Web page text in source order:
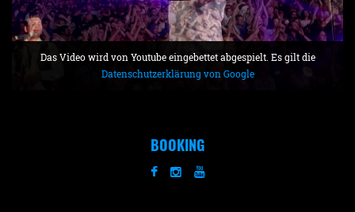
Das Video wird von Youtube eingebettet abgespielt. Es gilt die
Datenschutzerklärung von Google
BOOKING